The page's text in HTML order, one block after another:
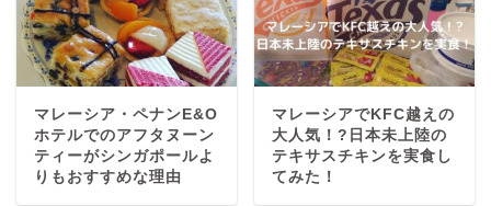
マレーシア・ペナンE&O
ホテルでのアフタヌーン
ティーがシンガポールよ
りもおすすめな理由
マレーシアでKFC越えの
大人気！?日本未上陸の
テキサスチキンを実食し
てみた！